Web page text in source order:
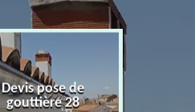
Devis pose de
gouttière 28